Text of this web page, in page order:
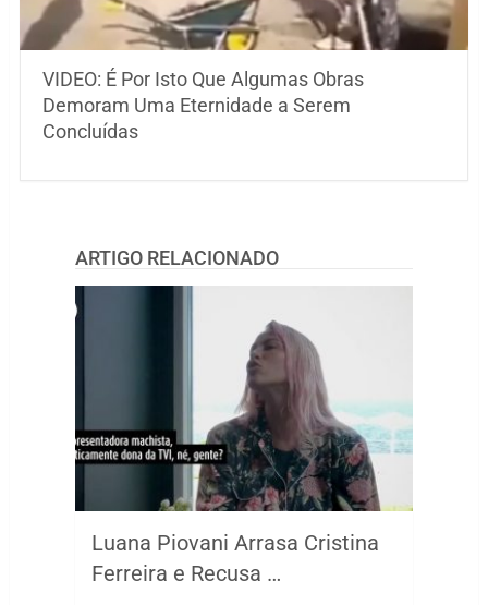
VIDEO: É Por Isto Que Algumas Obras
Demoram Uma Eternidade a Serem
Concluídas
ARTIGO RELACIONADO
Luana Piovani Arrasa Cristina
Ferreira e Recusa …